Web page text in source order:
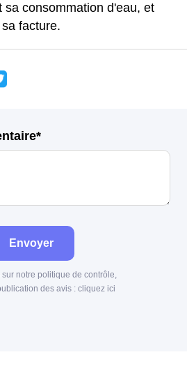
sa consommation d'eau, et
facture.
Envoyer
sur notre politique de contrôle,
des avis : cliquez ici